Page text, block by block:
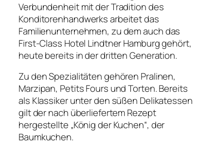
Verbundenheit mit der Tradition des
Konditorenhandwerks arbeitet das
Familienunternehmen, zu dem auch das
First-Class Hotel Lindtner Hamburg gehört,
heute bereits in der dritten Generation.
Zu den Spezialitäten gehören Pralinen,
Marzipan, Petits Fours und Torten. Bereits
als Klassiker unter den süßen Delikatessen
gilt der nach überliefertem Rezept
hergestellte „König der Kuchen“, der
Baumkuchen.